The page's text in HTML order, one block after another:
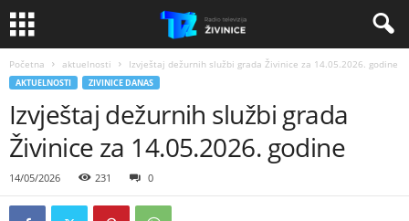
Početna aktuelnosti Izvještaj dežurnih službi grada Živinice za 14.05.2026. godine
AKTUELNOSTI ZIVINICE DANAS
Izvještaj dežurnih službi grada
Živinice za 14.05.2026. godine
14/05/2026 231 0